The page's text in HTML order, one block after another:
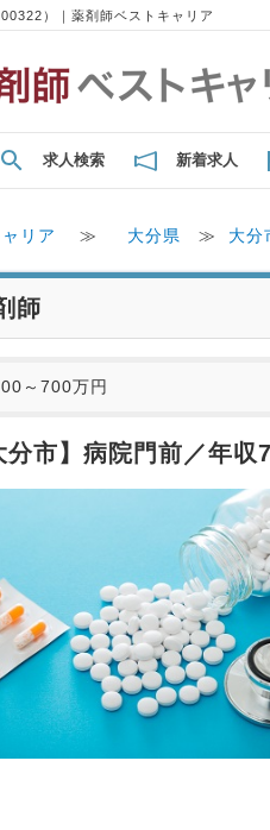
）｜薬剤師ベストキャリア
求人検索 新着求人
リア ≫ 大分県 ≫ 大分
師
～700万円
分市】病院門前／年